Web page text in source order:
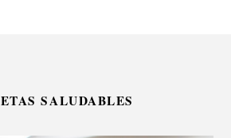
SALUDABLES